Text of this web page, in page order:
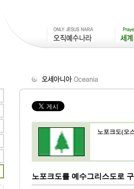
노포크도(오
노포크도를 예수그리스도로